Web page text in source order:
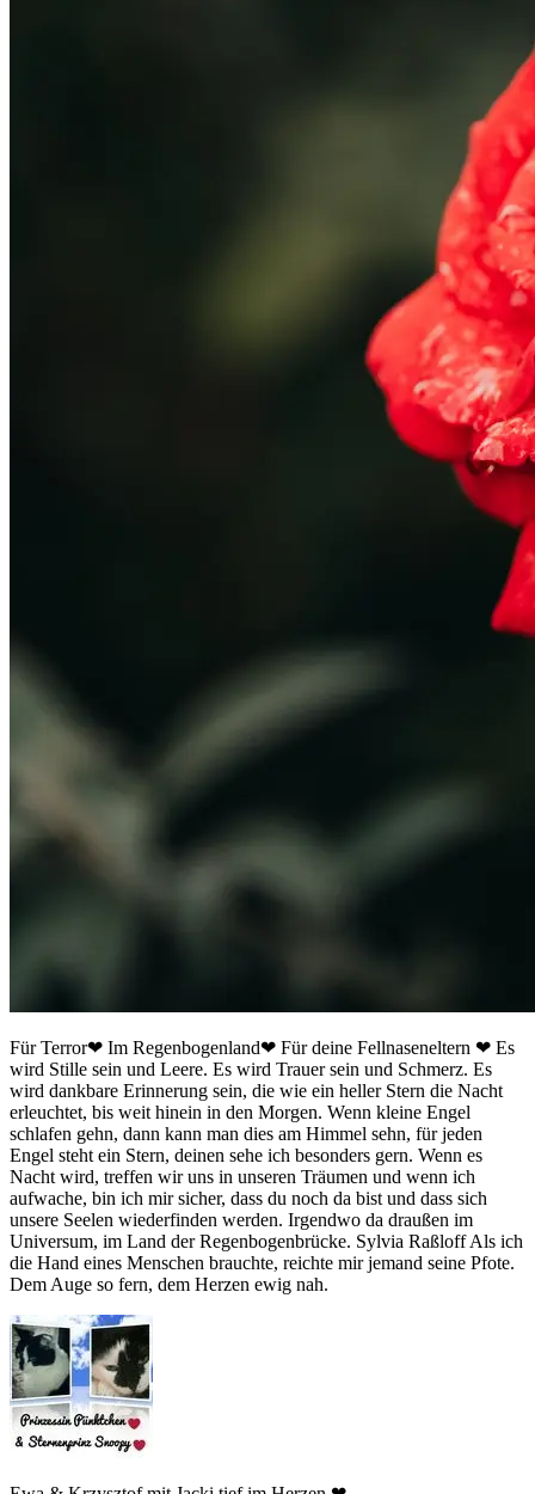
Für Terror❤ Im Regenbogenland❤ Für deine Fellnaseneltern ❤ Es
wird Stille sein und Leere. Es wird Trauer sein und Schmerz. Es
wird dankbare Erinnerung sein, die wie ein heller Stern die Nacht
erleuchtet, bis weit hinein in den Morgen. Wenn kleine Engel
schlafen gehn, dann kann man dies am Himmel sehn, für jeden
Engel steht ein Stern, deinen sehe ich besonders gern. Wenn es
Nacht wird, treffen wir uns in unseren Träumen und wenn ich
aufwache, bin ich mir sicher, dass du noch da bist und dass sich
unsere Seelen wiederfinden werden. Irgendwo da draußen im
Universum, im Land der Regenbogenbrücke. Sylvia Raßloff Als ich
die Hand eines Menschen brauchte, reichte mir jemand seine Pfote.
Dem Auge so fern, dem Herzen ewig nah.